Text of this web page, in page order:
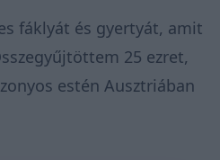
fáklyát és gyertyát, amit
25 ezret,
estén Ausztriában